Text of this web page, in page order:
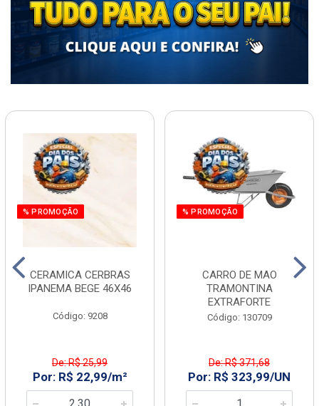
% PROMOÇÃO
CERAMICA CERBRAS
IPANEMA BEGE 46X46
Código: 9208
De: R$ 25,99
Por: R$ 22,99/m²
% PROMOÇÃO
CARRO DE MAO
TRAMONTINA
EXTRAFORTE
Código: 130709
De: R$ 371,68
Por: R$ 323,99/UN